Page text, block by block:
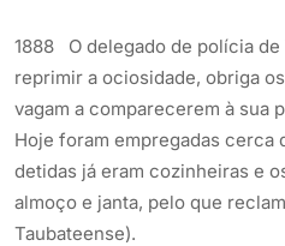
1888 O delegado de polícia de
reprimir a ociosidade, obriga
vagam a comparecerem à sua
Hoje foram empregadas cerca
detidas já eram cozinheiras e
almoço e janta, pelo que
Taubateense).